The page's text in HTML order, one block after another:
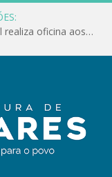
Conselho Municipal de Assistência Social realiza oficina aos servidores